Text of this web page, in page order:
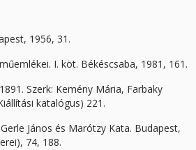
1956, 31.
I. köt. Békéscsaba, 1981, 161.
Szerk: Kemény Mária, Farbaky
katalógus) 221.
János és Marótzy Kata. Budapest,
74, 188.